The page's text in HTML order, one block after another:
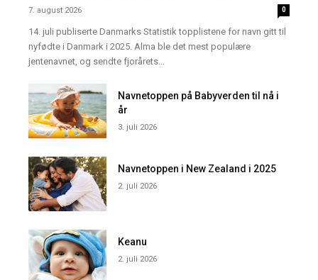
7. august 2026 0
14. juli publiserte Danmarks Statistik topplistene for navn gitt til
nyfødte i Danmark i 2025. Alma ble det mest populære
jentenavnet, og sendte fjorårets...
Navnetoppen på Babyverden til nå i
år
3. juli 2026
Navnetoppen i New Zealand i 2025
2. juli 2026
Keanu
2. juli 2026